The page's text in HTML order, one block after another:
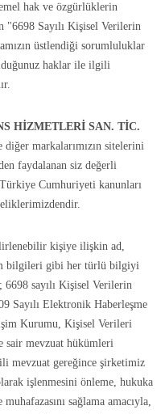
hak ve özgürlüklerin
"6698 Sayılı Kişisel Verilerin
üstlendiği sorumluluklar
haklar ile ilgili
HİZMETLERİ SAN. TİC.
diğer markalarımızın sitelerini
faydalanan siz değerli
Cumhuriyeti kanunları
kişiye ilişkin ad,
bilgileri gibi her türlü bilgiyi
sayılı Kişisel Verilerin
Sayılı Elektronik Haberleşme
Kurumu, Kişisel Verileri
sair mevzuat hükümleri
mevzuat gereğince şirketimiz
işlenmesini önleme, hukuka
sağlama amacıyla,